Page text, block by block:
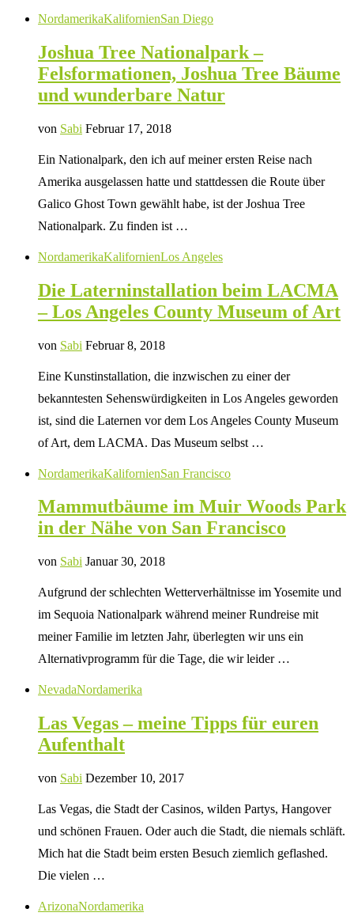
NordamerikaKalifornienSan Diego
Joshua Tree Nationalpark –
Felsformationen, Joshua Tree Bäume
und wunderbare Natur
von Sabi Februar 17, 2018
Ein Nationalpark, den ich auf meiner ersten Reise nach
Amerika ausgelassen hatte und stattdessen die Route über
Galico Ghost Town gewählt habe, ist der Joshua Tree
Nationalpark. Zu finden ist …
NordamerikaKalifornienLos Angeles
Die Laterninstallation beim LACMA
– Los Angeles County Museum of Art
von Sabi Februar 8, 2018
Eine Kunstinstallation, die inzwischen zu einer der
bekanntesten Sehenswürdigkeiten in Los Angeles geworden
ist, sind die Laternen vor dem Los Angeles County Museum
of Art, dem LACMA. Das Museum selbst …
NordamerikaKalifornienSan Francisco
Mammutbäume im Muir Woods Park
in der Nähe von San Francisco
von Sabi Januar 30, 2018
Aufgrund der schlechten Wetterverhältnisse im Yosemite und
im Sequoia Nationalpark während meiner Rundreise mit
meiner Familie im letzten Jahr, überlegten wir uns ein
Alternativprogramm für die Tage, die wir leider …
NevadaNordamerika
Las Vegas – meine Tipps für euren
Aufenthalt
von Sabi Dezember 10, 2017
Las Vegas, die Stadt der Casinos, wilden Partys, Hangover
und schönen Frauen. Oder auch die Stadt, die niemals schläft.
Mich hat die Stadt beim ersten Besuch ziemlich geflashed.
Die vielen …
ArizonaNordamerika